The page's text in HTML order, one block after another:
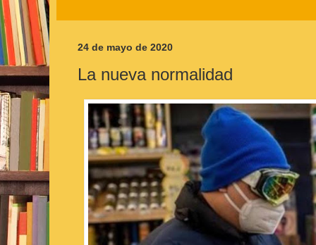
24 de mayo de 2020
La nueva normalidad